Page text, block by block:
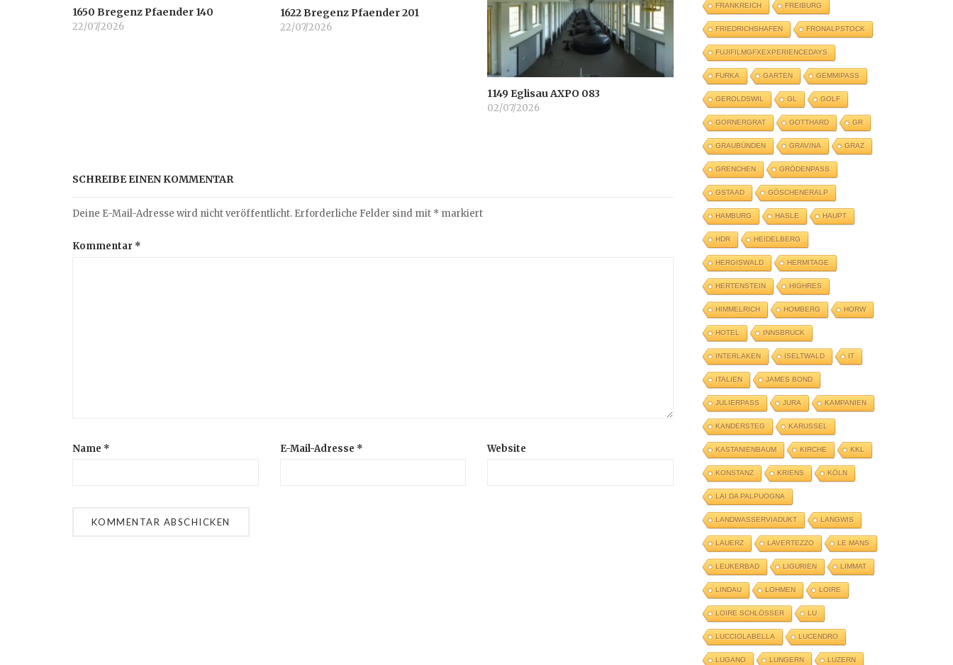
1650 Bregenz Pfaender 140
22/07/2026
1622 Bregenz Pfaender 201
22/07/2026
1149 Eglisau AXPO 083
02/07/2026
SCHREIBE EINEN KOMMENTAR
Deine E-Mail-Adresse wird nicht veröffentlicht. Erforderliche Felder sind mit * markiert
Kommentar *
Name * E-Mail-Adresse * Website
FRANKREICH FREIBURG
FRIEDRICHSHAFEN FRONALPSTOCK
FUJIFILMGFXEXPERIENCEDAYS
FURKA GARTEN GEMMIPASS
GEROLDSWIL GL GOLF
GORNERGRAT GOTTHARD GR
GRAUBÜNDEN GRAVINA GRAZ
GRENCHEN GRÖDENPASS
GSTAAD GÖSCHENERALP
HAMBURG HASLE HAUPT
HDR HEIDELBERG
HERGISWALD HERMITAGE
HERTENSTEIN HIGHRES
HIMMELRICH HOMBERG HORW
HOTEL INNSBRUCK
INTERLAKEN ISELTWALD IT
ITALIEN JAMES BOND
JULIERPASS JURA KAMPANIEN
KANDERSTEG KARUSSEL
KASTANIENBAUM KIRCHE KKL
KONSTANZ KRIENS KÖLN
LAI DA PALPUOGNA
LANDWASSERVIADUKT LANGWIS
LAUERZ LAVERTEZZO LE MANS
LEUKERBAD LIGURIEN LIMMAT
LINDAU LOHMEN LOIRE
LOIRE SCHLÖSSER LU
LUCCIOLABELLA LUCENDRO
LUGANO LUNGERN LUZERN